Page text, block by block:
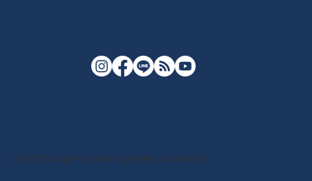
© 2026 Yuriage Port Morning Market Cooperative